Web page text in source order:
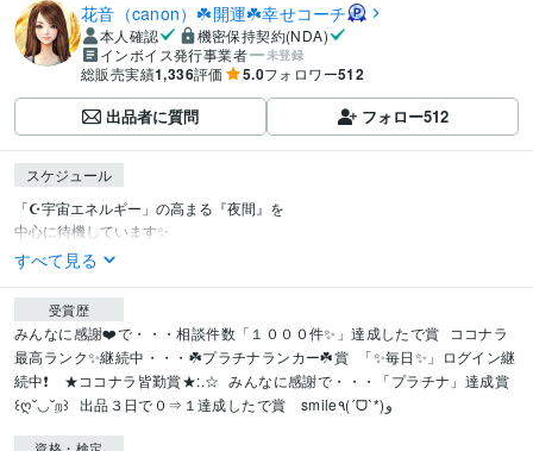
花音（canon）☘️開運☘️幸せコーチ
本人確認
機密保持契約(NDA)
インボイス発行事業者
未登録
総販売実績1,336評価 5.0フォロワー512
出品者に質問 フォロー512
スケジュール
「☪️宇宙エネルギー」の高まる『夜間』を
中心に待機しています✨
すべて見る
受賞歴
みんなに感謝❤️で・・・相談件数「１０００件✨」達成したで賞
ココナラ
最高ランク✨継続中・・・☘️プラチナランカー☘️賞
「✨毎日✨」ログイン継
続中❗　★ココナラ皆勤賞★:.☆ みんなに感謝で・・・「プラチナ」達成賞
꒰ღ˘◡˘ற꒱